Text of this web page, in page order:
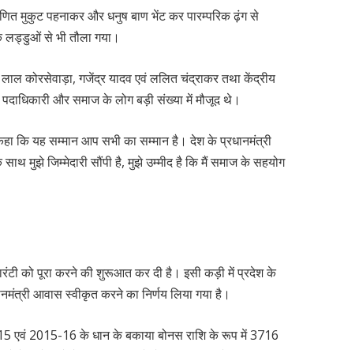
मुकुट पहनाकर और धनुष बाण भेंट कर पारम्परिक ढ़ंग से
लड्डुओं से भी तौला गया।
कोरसेवाड़ा, गजेंद्र यादव एवं ललित चंद्राकर तथा केंद्रीय
और समाज के लोग बड़ी संख्या में मौजूद थे।
कि यह सम्मान आप सभी का सम्मान है। देश के प्रधानमंत्री
मुझे जिम्मेदारी सौंपी है, मुझे उम्मीद है कि मैं समाज के सहयोग
को पूरा करने की शुरूआत कर दी है। इसी कड़ी में प्रदेश के
आवास स्वीकृत करने का निर्णय लिया गया है।
एवं 2015-16 के धान के बकाया बोनस राशि के रूप में 3716